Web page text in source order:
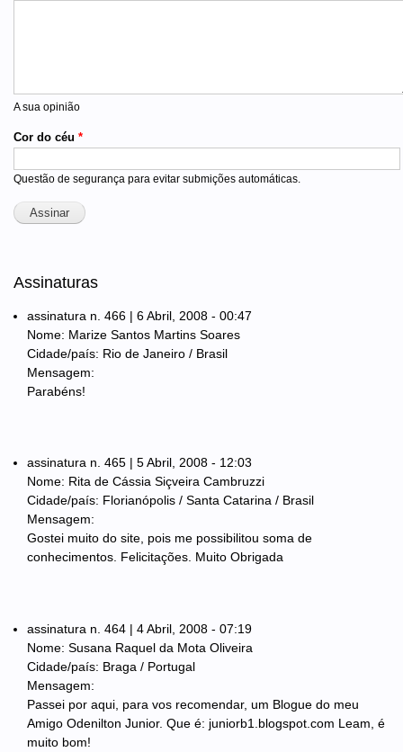
A sua opinião
Cor do céu *
Questão de segurança para evitar submições automáticas.
Assinaturas
assinatura n. 466 | 6 Abril, 2008 - 00:47
Nome: Marize Santos Martins Soares
Cidade/país: Rio de Janeiro / Brasil
Mensagem:
Parabéns!
assinatura n. 465 | 5 Abril, 2008 - 12:03
Nome: Rita de Cássia Siçveira Cambruzzi
Cidade/país: Florianópolis / Santa Catarina / Brasil
Mensagem:
Gostei muito do site, pois me possibilitou soma de
conhecimentos. Felicitações. Muito Obrigada
assinatura n. 464 | 4 Abril, 2008 - 07:19
Nome: Susana Raquel da Mota Oliveira
Cidade/país: Braga / Portugal
Mensagem:
Passei por aqui, para vos recomendar, um Blogue do meu
Amigo Odenilton Junior. Que é: juniorb1.blogspot.com Leam, é
muito bom!